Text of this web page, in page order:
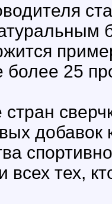
более 25
всех тех,